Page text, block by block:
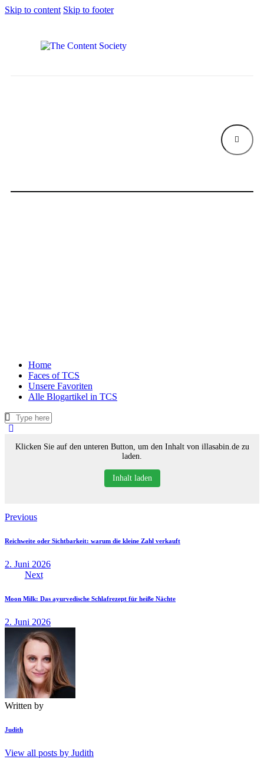
Skip to content Skip to footer
Home
Faces of TCS
Unsere Favoriten
Alle Blogartikel in TCS
Klicken Sie auf den unteren Button, um den Inhalt von illasabin.de zu
laden.
Inhalt laden
Previous
Reichweite oder Sichtbarkeit: warum die kleine Zahl verkauft
2. Juni 2026
Next
Moon Milk: Das ayurvedische Schlafrezept für heiße Nächte
2. Juni 2026
Written by
Judith
View all posts by Judith